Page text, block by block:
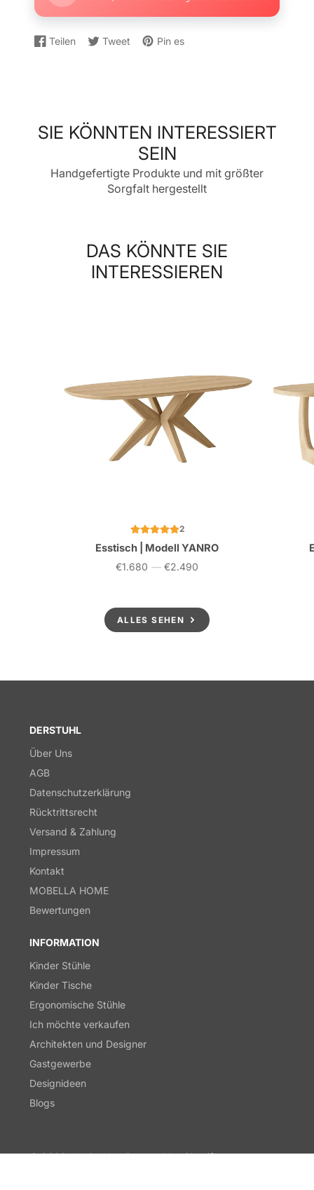
Teilen
Auf
Wird
Tweet
Auf
Wird
geöffnet.
Pin es
Auf
Wird
SIE KÖNNTEN INTERESSIERT
SEIN
Handgefertigte Produkte und mit größter
Sorgfalt hergestellt
DAS KÖNNTE SIE
INTERESSIEREN
2
Esstisch | Modell YANRO
Preis
€1.680 — €2.490
ALLES SEHEN
DERSTUHL
Über Uns
AGB
Datenschutzerklärung
Rücktrittsrecht
Versand & Zahlung
Impressum
Kontakt
MOBELLA HOME
Bewertungen
INFORMATION
Kinder Stühle
Kinder Tische
Ergonomische Stühle
Ich möchte verkaufen
Architekten und Designer
Gastgewerbe
Designideen
Blogs
© 2026,derStuhl.atPowered by Shopify